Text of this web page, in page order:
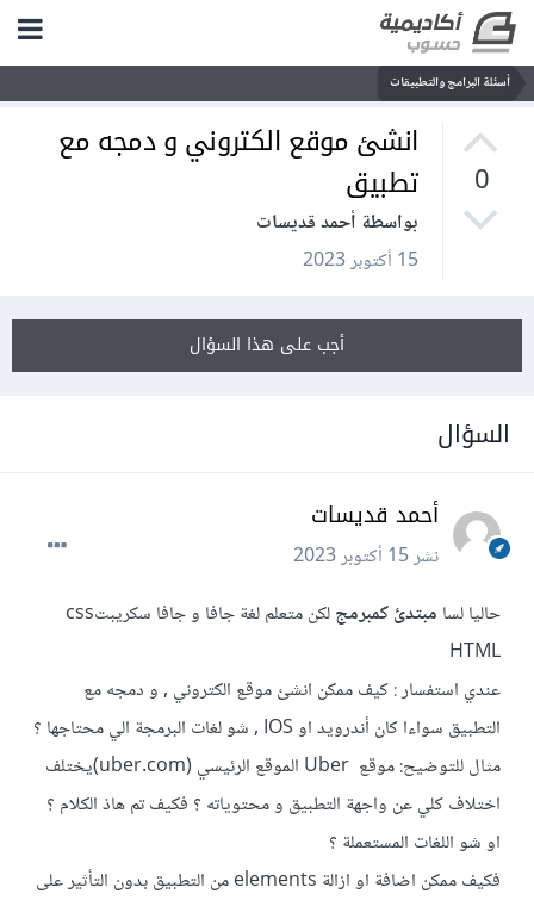
أسئلة البرامج والتطبيقات
0
انشئ موقع الكتروني و دمجه مع
تطبيق
بواسطة أحمد قديسات
15 أكتوبر 2023
أجب على هذا السؤال
السؤال
أحمد قديسات
نشر15 أكتوبر 2023
حاليا لسا مبتدئ كمبرمج
لكن متعلم لغة جافا و جافا سكريبتcss
HTML
عندي استفسار : كيف ممكن انشئ موقع الكتروني , و دمجه مع
التطبيق سواءا كان أندرويد او IOS , شو لغات البرمجة الي محتاجها ؟
مثال للتوضيح: موقع Uber الموقع الرئيسي (uber.com)يختلف
اختلاف كلي عن واجهة التطبيق و محتوياته ؟ فكيف تم هاذ الكلام ؟
او شو اللغات المستعملة ؟
فكيف ممكن اضافة او ازالة elements من التطبيق بدون التأثير على